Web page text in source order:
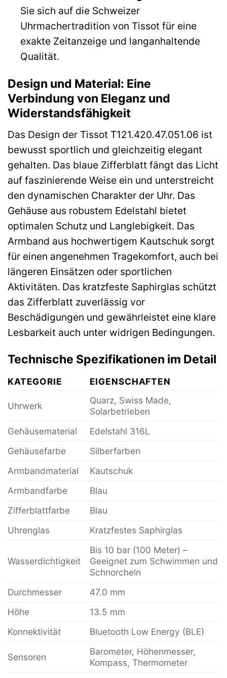
Sie sich auf die Schweizer
Uhrmachertradition von Tissot für eine
exakte Zeitanzeige und langanhaltende
Qualität.
Design und Material: Eine
Verbindung von Eleganz und
Widerstandsfähigkeit
Das Design der Tissot T121.420.47.051.06 ist
bewusst sportlich und gleichzeitig elegant
gehalten. Das blaue Zifferblatt fängt das Licht
auf faszinierende Weise ein und unterstreicht
den dynamischen Charakter der Uhr. Das
Gehäuse aus robustem Edelstahl bietet
optimalen Schutz und Langlebigkeit. Das
Armband aus hochwertigem Kautschuk sorgt
für einen angenehmen Tragekomfort, auch bei
längeren Einsätzen oder sportlichen
Aktivitäten. Das kratzfeste Saphirglas schützt
das Zifferblatt zuverlässig vor
Beschädigungen und gewährleistet eine klare
Lesbarkeit auch unter widrigen Bedingungen.
Technische Spezifikationen im Detail
KATEGORIE EIGENSCHAFTEN
Uhrwerk
Quarz, Swiss Made,
Solarbetrieben
Gehäusematerial
Edelstahl 316L
Gehäusefarbe
Silberfarben
Armbandmaterial
Kautschuk
Armbandfarbe
Blau
Zifferblattfarbe
Blau
Uhrenglas
Kratzfestes Saphirglas
Wasserdichtigkeit
Bis 10 bar (100 Meter) –
Geeignet zum Schwimmen und
Schnorcheln
Durchmesser
47.0 mm
Höhe
13.5 mm
Konnektivität
Bluetooth Low Energy (BLE)
Sensoren
Barometer, Höhenmesser,
Kompass, Thermometer